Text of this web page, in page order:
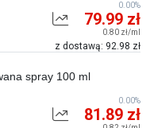
79.99 zł
0.80 zł/ml
z dostawą: 92.98 zł
0.00%
spray 100 ml
81.89 zł
0.00%